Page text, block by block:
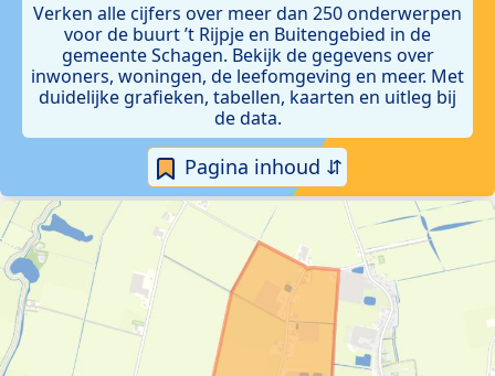
Verken alle cijfers over meer dan 250 onderwerpen
voor de buurt ’t Rijpje en Buitengebied in de
gemeente Schagen. Bekijk de gegevens over
inwoners, woningen, de leefomgeving en meer. Met
duidelijke grafieken, tabellen, kaarten en uitleg bij
de data.
Pagina inhoud ⇵